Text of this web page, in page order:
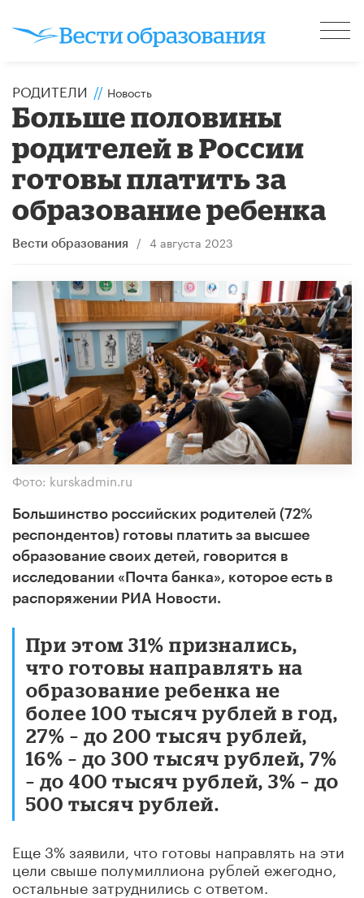
РОДИТЕЛИ // Новость
Больше половины
родителей в России
готовы платить за
образование ребенка
Вести образования / 4 августа 2023
Фото: kurskadmin.ru
Большинство российских родителей (72%
респондентов) готовы платить за высшее
образование своих детей, говорится в
исследовании «Почта банка», которое есть в
распоряжении РИА Новости.
При этом 31% признались,
что готовы направлять на
образование ребенка не
более 100 тысяч рублей в год,
27% – до 200 тысяч рублей,
16% – до 300 тысяч рублей, 7%
– до 400 тысяч рублей, 3% – до
500 тысяч рублей.
Еще 3% заявили, что готовы направлять на эти
цели свыше полумиллиона рублей ежегодно,
остальные затруднились с ответом.